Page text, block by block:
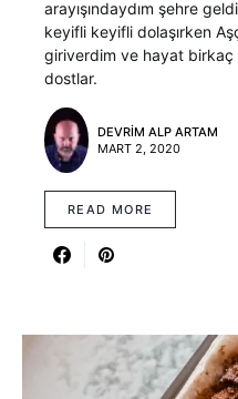
arayışındaydım şehre
keyifli keyifli dolaşırken
giriverdim ve hayat
dostlar.
DEVRIM ALP ARTAM
MART 2, 2020
READ MORE